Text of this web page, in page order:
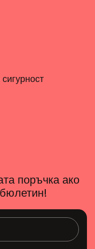
поръчка ако